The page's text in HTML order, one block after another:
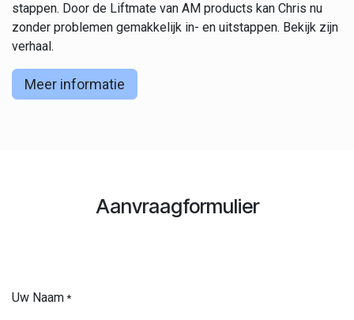
stappen. Door de Liftmate van AM products kan Chris nu
zonder problemen gemakkelijk in- en uitstappen. Bekijk zijn
verhaal.
Meer informatie
Aanvraagformulier
Uw Naam*